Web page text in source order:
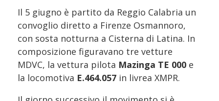
Il 5 giugno è partito da Reggio Calabria un
convoglio diretto a Firenze Osmannoro,
con sosta notturna a Cisterna di Latina. In
composizione figuravano tre vetture
MDVC, la vettura pilota Mazinga TE 000 e
la locomotiva E.464.057 in livrea XMPR.